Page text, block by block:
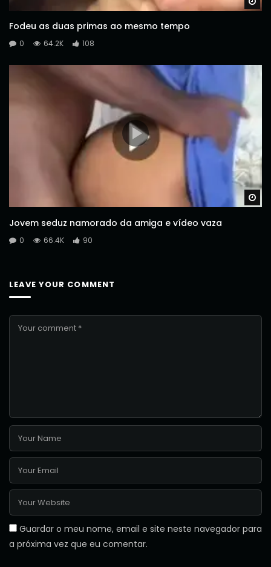
Fodeu as duas primas ao mesmo tempo
0 64.2K 108
Jovem seduz namorado da amiga e vídeo vaza
0 66.4K 90
LEAVE YOUR COMMENT
Guardar o meu nome, email e site neste navegador para
a próxima vez que eu comentar.